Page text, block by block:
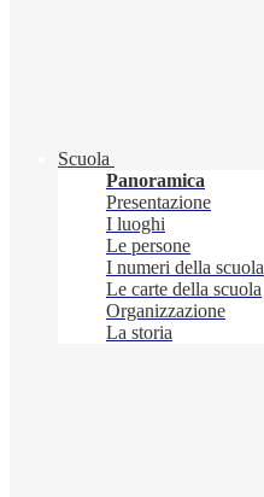
Scuola
Panoramica
Presentazione
I luoghi
Le persone
I numeri della scuola
Le carte della scuola
Organizzazione
La storia